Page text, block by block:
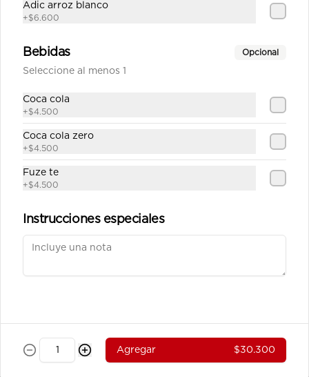
Vegetales
$37.800
Pollo Teriyaki sobre base de
Julianas de pechuga de pollo
Adic arroz blanco
+$6.600
Bebidas Opcional
Seleccione al menos 1
Coca cola
+$4.500
Coca cola zero
+$4.500
Fuze te
+$4.500
Instrucciones especiales
Agregar $30.300